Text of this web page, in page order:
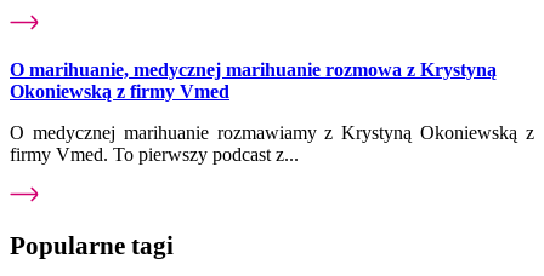
O marihuanie, medycznej marihuanie rozmowa z Krystyną
Okoniewską z firmy Vmed
O medycznej marihuanie rozmawiamy z Krystyną Okoniewską z
firmy Vmed. To pierwszy podcast z...
Popularne tagi